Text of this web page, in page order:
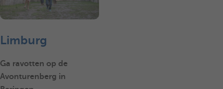
Limburg
Ga ravotten op de
Avonturenberg in